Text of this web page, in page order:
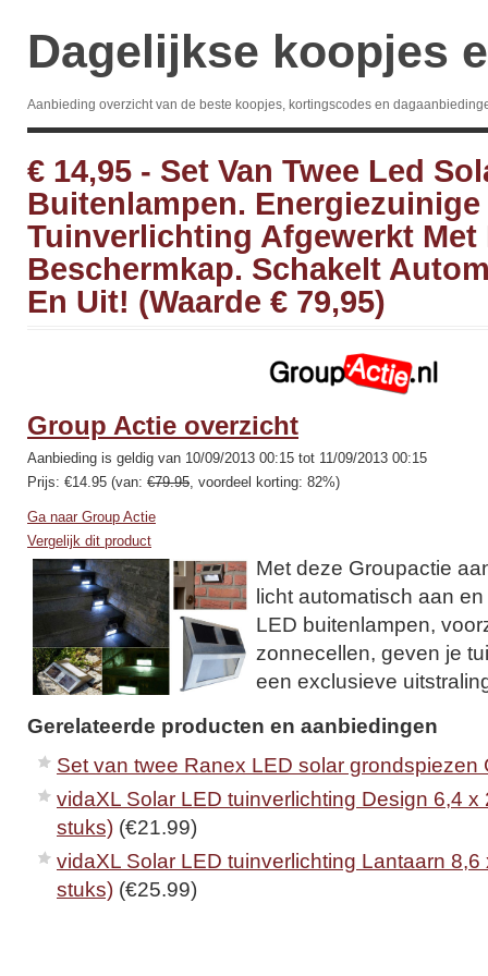
Dagelijkse koopjes
Aanbieding overzicht van de beste koopjes, kortingscodes en
€ 14,95 - Set Van Twee Led
Buitenlampen. Energiezuinige
Tuinverlichting Afgewerkt Met
Beschermkap. Schakelt
En Uit! (Waarde € 79,95)
Group Actie overzicht
Aanbieding is geldig van 10/09/2013 00:15 tot 11/09/2013 00:15
Prijs: €14.95 (van: €79.95, voordeel korting: 82%)
Ga naar Group Actie
Vergelijk dit product
Met deze Groupactie
licht automatisch aan
LED buitenlampen,
zonnecellen, geven je
een exclusieve
Gerelateerde producten en aanbiedingen
Set van twee Ranex LED solar grondspiezen
vidaXL Solar LED tuinverlichting Design 6,4 x
stuks) (€21.99)
vidaXL Solar LED tuinverlichting Lantaarn
stuks) (€25.99)